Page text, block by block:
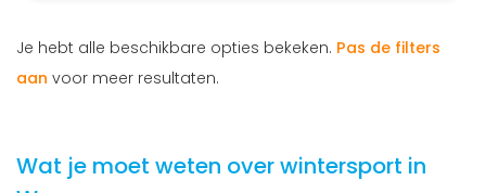
Je hebt alle beschikbare opties bekeken. Pas de filters
aan voor meer resultaten.
Wat je moet weten over wintersport in